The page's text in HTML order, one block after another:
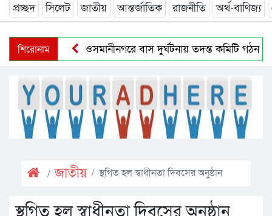
প্রচ্ছদ সিলেট জাতীয় আন্তর্জাতিক রাজনীতি অর্থ-বাণিজ্য
শিরোনাম ওসমানীনগরে বাস দুর্ঘটনায় তদন্ত কমিটি গঠন
জাতীয় স্থগিত হল স্বাধীনতা দিবসের অনুষ্ঠান